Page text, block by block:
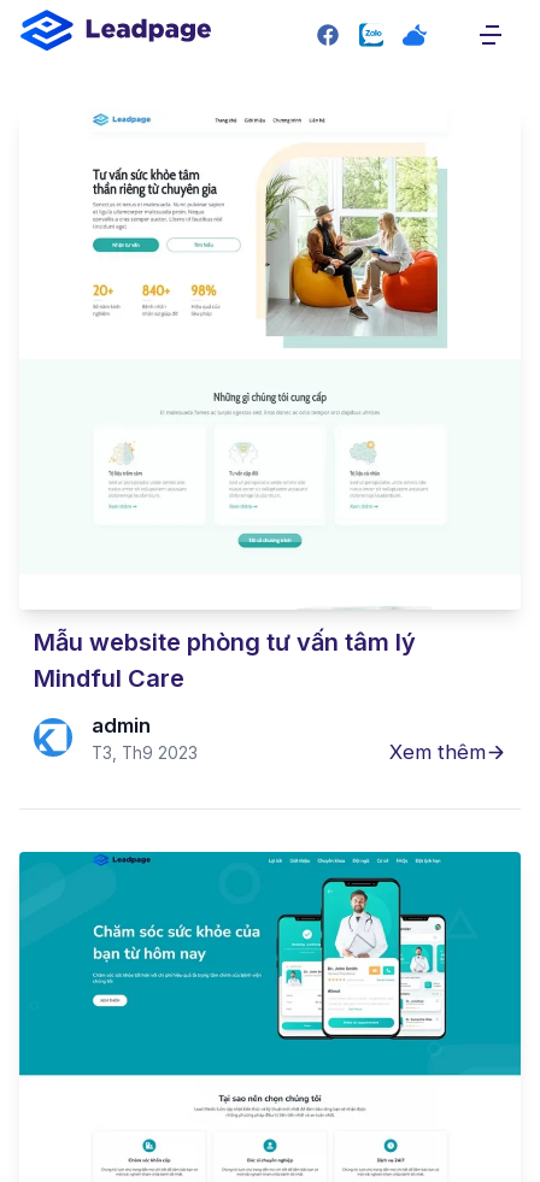
SITEMAP
Giới thiệu
Giao diện mẫu
Bảng giá
Tài liệu hướng dẫn
Mẫu website phòng tư vấn tâm lý
Mindful Care
admin
T3, Th9 2023 Xem thêm